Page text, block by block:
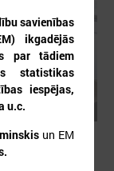
savienības
ikgadējās
par tādiem
statistikas
iespējas,
u.c.
un EM